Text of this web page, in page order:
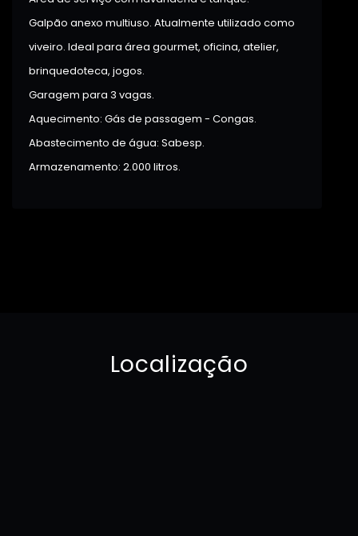
Galpão anexo multiuso. Atualmente utilizado como
viveiro. Ideal para área gourmet, oficina, atelier,
brinquedoteca, jogos.
Garagem para 3 vagas.
Aquecimento: Gás de passagem - Congas.
Abastecimento de água: Sabesp.
Armazenamento: 2.000 litros.
Localização